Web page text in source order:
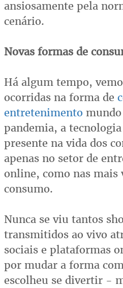
ansiosamente pela
cenário.
Novas formas de
Há algum tempo,
ocorridas na forma de
entretenimento
pandemia, a
presente na vida dos
apenas no setor de
online, como nas mais
consumo.
Nunca se viu tantos
transmitidos ao vivo
sociais e plataformas
por mudar a forma
escolheu se divertir -